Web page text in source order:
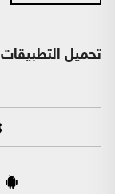
تحميل التطبيقات